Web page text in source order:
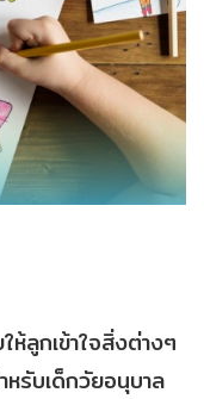
ลูกเข้าใจสิ่งต่างๆ
รับเด็กวัยอนุบาล